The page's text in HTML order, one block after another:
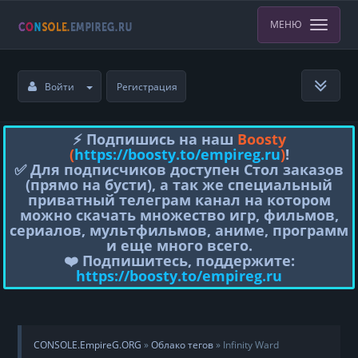
МЕНЮ
Войти Регистрация
⚡️ Подпишись на наш Boosty
(https://boosty.to/empireg.ru)!
✅ Для подписчиков доступен Стол заказов
(прямо на бусти), а так же специальный
приватный телеграм канал на котором
можно скачать множество игр, фильмов,
сериалов, мультфильмов, аниме, программ
и еще много всего.
❤️ Подпишитесь, поддержите:
https://boosty.to/empireg.ru
CONSOLE.EmpireG.ORG »Облако тегов» Infinity Ward